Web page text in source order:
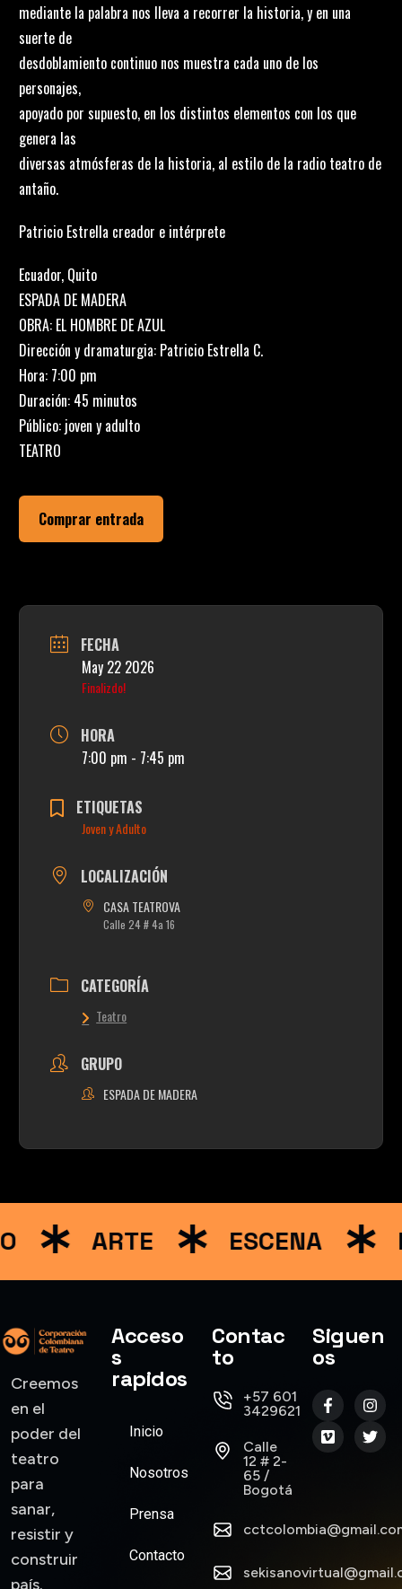
mediante la palabra nos lleva a recorrer la historia, y en una
suerte de
desdoblamiento continuo nos muestra cada uno de los
personajes,
apoyado por supuesto, en los distintos elementos con los que
genera las
diversas atmósferas de la historia, al estilo de la radio teatro de
antaño.
Patricio Estrella creador e intérprete
Ecuador, Quito
ESPADA DE MADERA
OBRA: EL HOMBRE DE AZUL
Dirección y dramaturgia: Patricio Estrella C.
Hora: 7:00 pm
Duración: 45 minutos
Público: joven y adulto
TEATRO
Comprar entrada
FECHA
May 22 2026
Finalizdo!
HORA
7:00 pm - 7:45 pm
ETIQUETAS
Joven y Adulto
LOCALIZACIÓN
CASA TEATROVA
Calle 24 # 4a 16
CATEGORÍA
Teatro
GRUPO
ESPADA DE MADERA
ARTE ESCENA
Creemos
en el
poder del
teatro
para
sanar,
resistir y
construir
país.
Acceso
s
rapidos
Inicio
Nosotros
Prensa
Contacto
Contac
to
+57 601
3429621
Calle
12 # 2-
65 /
Bogotá
Siguen
os